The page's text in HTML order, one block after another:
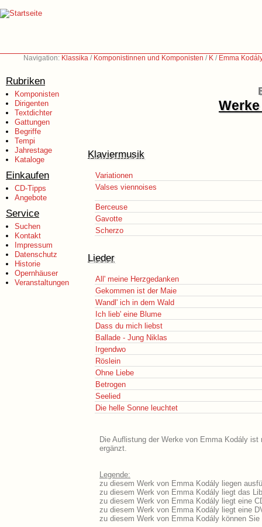
Navigation: Klassika / Komponistinnen und Komponisten / K / Emma
Rubriken
Komponisten
Dirigenten
Textdichter
Gattungen
Begriffe
Tempi
Jahrestage
Kataloge
Einkaufen
CD-Tipps
Angebote
Service
Suchen
Kontakt
Impressum
Datenschutz
Historie
Opernhäuser
Veranstaltungen
Klaviermusik
Variationen
Valses viennoises
Berceuse
Gavotte
Scherzo
Lieder
All' meine Herzgedanken
Gekommen ist der Maie
Wandl' ich in dem Wald
Ich lieb' eine Blume
Dass du mich liebst
Ballade - Jung Niklas
Irgendwo
Röslein
Ohne Liebe
Betrogen
Seelied
Die helle Sonne leuchtet
Die Auflistung der Werke von Emma Kodály
ergänzt.
Legende:
zu diesem Werk von Emma Kodály liegen
zu diesem Werk von Emma Kodály liegt das
zu diesem Werk von Emma Kodály liegt eine
zu diesem Werk von Emma Kodály liegt eine
zu diesem Werk von Emma Kodály können Sie